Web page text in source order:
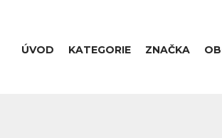
ÚVOD KATEGORIE ZNAČKA